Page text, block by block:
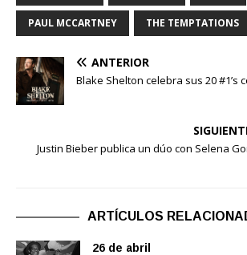
PAUL MCCARTNEY THE TEMPTATIONS
ANTERIOR
Blake Shelton celebra sus 20 #1’s
Justin Bieber publica un dúo con Selena
ARTÍCULOS
26 de abril